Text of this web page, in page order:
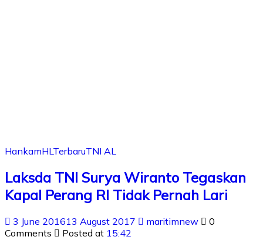
HankamHL TerbaruTNI AL
Laksda TNI Surya Wiranto Tegaskan
Kapal Perang RI Tidak Pernah Lari
3 June 201613 August 2017 maritimnew
0
Comments
Posted at 15:42